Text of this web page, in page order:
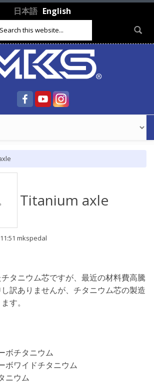
日本語 English
Titanium axle
mkspedal
タニウム芯ですが、最近の材料費高騰
訳ありませんが、チタニウム芯の製造
す。
ボチタニウム
ボワイドチタニウム
ニウム